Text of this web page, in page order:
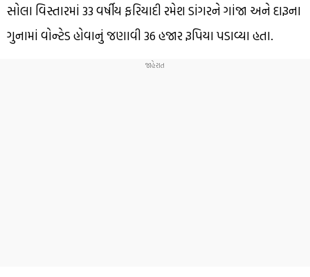
સોલા વિસ્તારમાં 33 વર્ષીય ફરિયાદી રમેશ ડાંગરને ગાંજા અને દારૂના
ગુનામાં વોન્ટેડ હોવાનું જણાવી 36 હજાર રૂપિયા પડાવ્યા હતા.